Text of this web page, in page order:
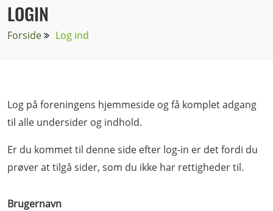
LOGIN
Forside Log ind
Log på foreningens hjemmeside og få komplet adgang
til alle undersider og indhold.
Er du kommet til denne side efter log-in er det fordi du
prøver at tilgå sider, som du ikke har rettigheder til.
Brugernavn